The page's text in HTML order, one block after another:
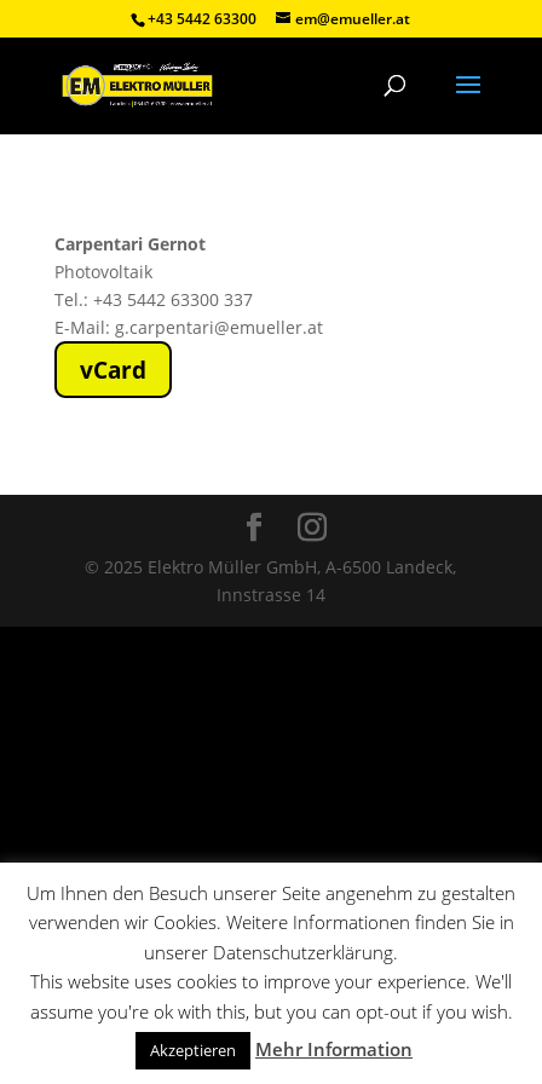
+43 5442 63300 em@emueller.at
Carpentari Gernot
Photovoltaik
Tel.: +43 5442 63300 337
E-Mail: g.carpentari@emueller.at
vCard
© 2025 Elektro Müller GmbH, A-6500 Landeck,
Innstrasse 14
Um Ihnen den Besuch unserer Seite angenehm zu gestalten
verwenden wir Cookies. Weitere Informationen finden Sie in
unserer Datenschutzerklärung.
This website uses cookies to improve your experience. We'll
assume you're ok with this, but you can opt-out if you wish.
Akzeptieren Mehr Information